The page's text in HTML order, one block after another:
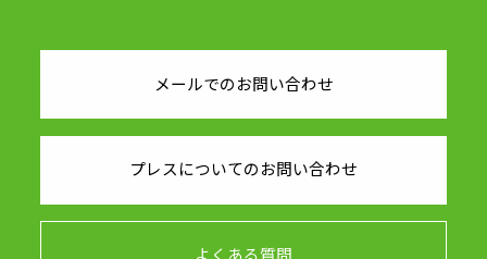
メールでのお問い合わせ
プレスについてのお問い合わせ